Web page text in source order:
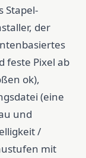
Stapel-
der
feste Pixel ab
ok),
(eine
und
/
mit